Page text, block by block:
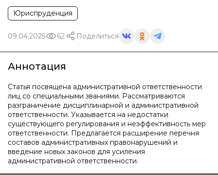
Юриспруденция
09.04.2025 62 Поделиться
Аннотация
Статья посвящена административной ответственности
лиц со специальными званиями. Рассматриваются
разграничение дисциплинарной и административной
ответственности. Указывается на недостатки
существующего регулирования и неэффективность мер
ответственности. Предлагается расширение перечня
составов административных правонарушений и
введение новых законов для усиления
административной ответственности.